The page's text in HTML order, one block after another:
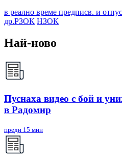
в реално време предписв. и
др.РЗОК НЗОК
Най-ново
Пуснаха видео с бой и
в Радомир
преди 15 мин